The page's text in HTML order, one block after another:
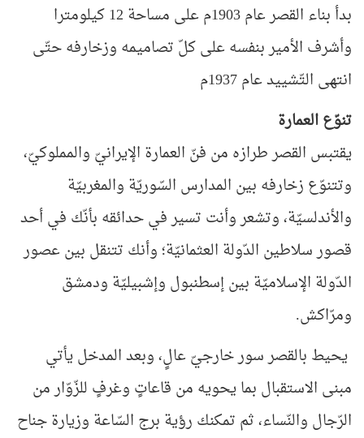
بدأ بناء القصر عام 1903م على مساحة 12 كيلومترا
وأشرف الأمير بنفسه على كلّ تصاميمه وزخارفه حتّى
انتهى التّشييد عام 1937م
تنوّع العمارة
يقتبس القصر طرازه من فنّ العمارة الإيرانيّ والمملوكيّ،
وتتنوّع زخارفه بين المدارس السّوريّة والمغربيّة
والأندلسيّة، وتشعر وأنت تسير في حدائقه بأنّك في أحد
قصور سلاطين الدّولة العثمانيّة؛ وأنك تتنقل بين عصور
الدّولة الإسلاميّة بين إسطنبول وإشبيليّة ودمشق
ومرّاكش.
يحيط بالقصر سور خارجيّ عالٍ، وبعد المدخل يأتي
مبنى الاستقبال بما يحويه من قاعاتٍ وغرفٍ للزّوّار من
الرّجال والنّساء، ثم تمكنك رؤية برج السّاعة وزيارة جناح